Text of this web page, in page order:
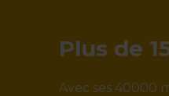
Plus de
Avec ses 40000